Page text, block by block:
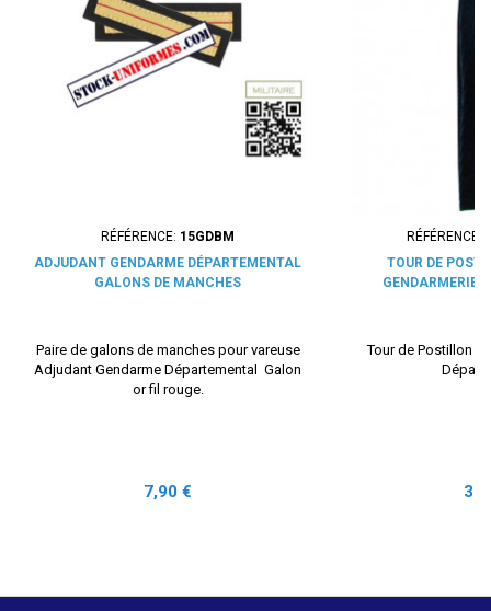
RÉFÉRENCE: 15GDBM
ADJUDANT GENDARME DÉPARTEMENTAL
GALONS DE MANCHES
Paire de galons de manches pour vareuse
Adjudant Gendarme Départemental Galon
or fil rouge.
Prix
7,90 €
RÉFÉRENCE:
TOUR DE
GENDARMERIE
Tour de Postillon
Prix